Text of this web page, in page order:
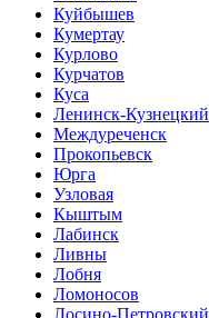
Куйбышев
Кумертау
Курлово
Курчатов
Куса
Ленинск-Кузнецкий
Междуреченск
Прокопьевск
Юрга
Узловая
Кыштым
Лабинск
Ливны
Лобня
Ломоносов